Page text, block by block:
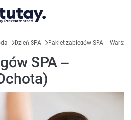
Dzień SPA Pakiet zabiegów SPA –
SPA –